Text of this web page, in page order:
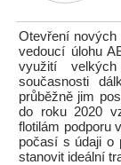
Otevření
vedoucí úlohu
využití
současnosti
průběžně jim
do roku 2020
flotilám podporu
počasí s údaji o
stanovit ideální